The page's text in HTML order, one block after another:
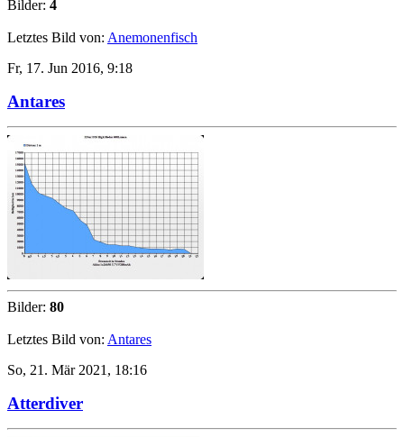
Bilder: 4
Letztes Bild von: Anemonenfisch
Fr, 17. Jun 2016, 9:18
Antares
Bilder: 80
Letztes Bild von: Antares
So, 21. Mär 2021, 18:16
Atterdiver